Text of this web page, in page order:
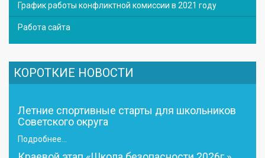
График работы конфликтной комиссии в 2021 году
Работа сайта
КОРОТКИЕ НОВОСТИ
Летние спортивные старты для школьников
Советского округа
Подробнее...